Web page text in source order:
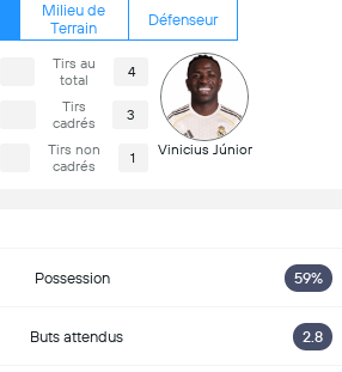
Milieu de
Terrain
Défenseur
Tirs au
total
4
Tirs
cadrés
3
Tirs non
cadrés
1 Vinicius Júnior
Possession 59%
Buts attendus 2.8